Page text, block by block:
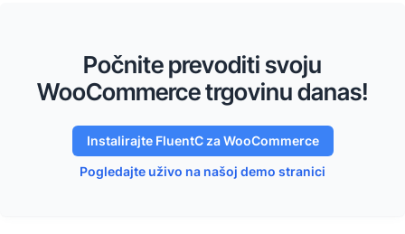
Počnite prevoditi svoju
WooCommerce trgovinu danas!
Instalirajte FluentC za WooCommerce
Pogledajte uživo na našoj demo stranici